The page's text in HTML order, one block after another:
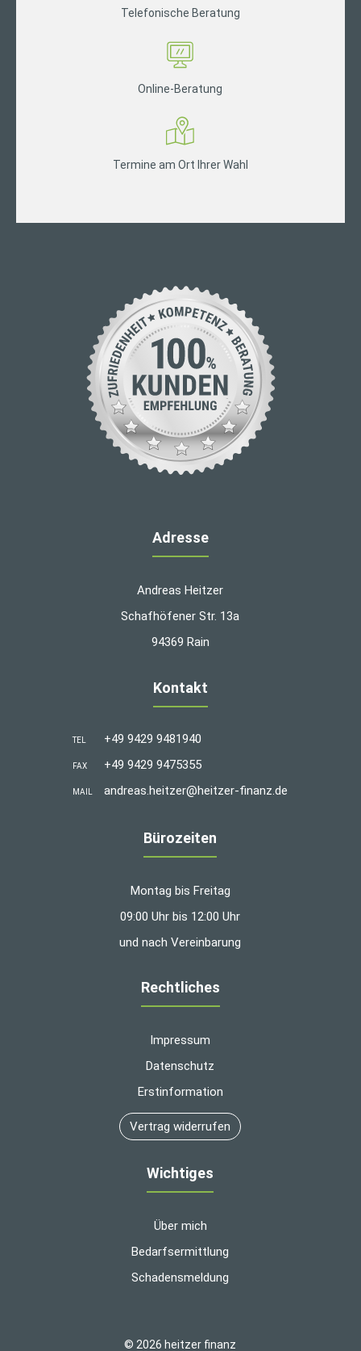
Telefonische Beratung
Online-Beratung
Termine am Ort Ihrer Wahl
Adresse
Andreas Heitzer
Schafhöfener Str. 13a
94369 Rain
Kontakt
TEL +49 9429 9481940
FAX +49 9429 9475355
MAIL andreas.heitzer@heitzer-finanz.de
Bürozeiten
Montag bis Freitag
09:00 Uhr bis 12:00 Uhr
und nach Vereinbarung
Rechtliches
Impressum
Datenschutz
Erstinformation
Vertrag widerrufen
Wichtiges
Über mich
Bedarfsermittlung
Schadensmeldung
© 2026 heitzer finanz